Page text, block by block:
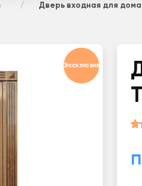
Дверь входная для
Эксклюзив